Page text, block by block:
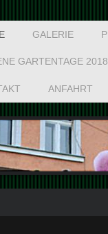
GALERIE
GARTENTAGE 2018
ANFAHRT